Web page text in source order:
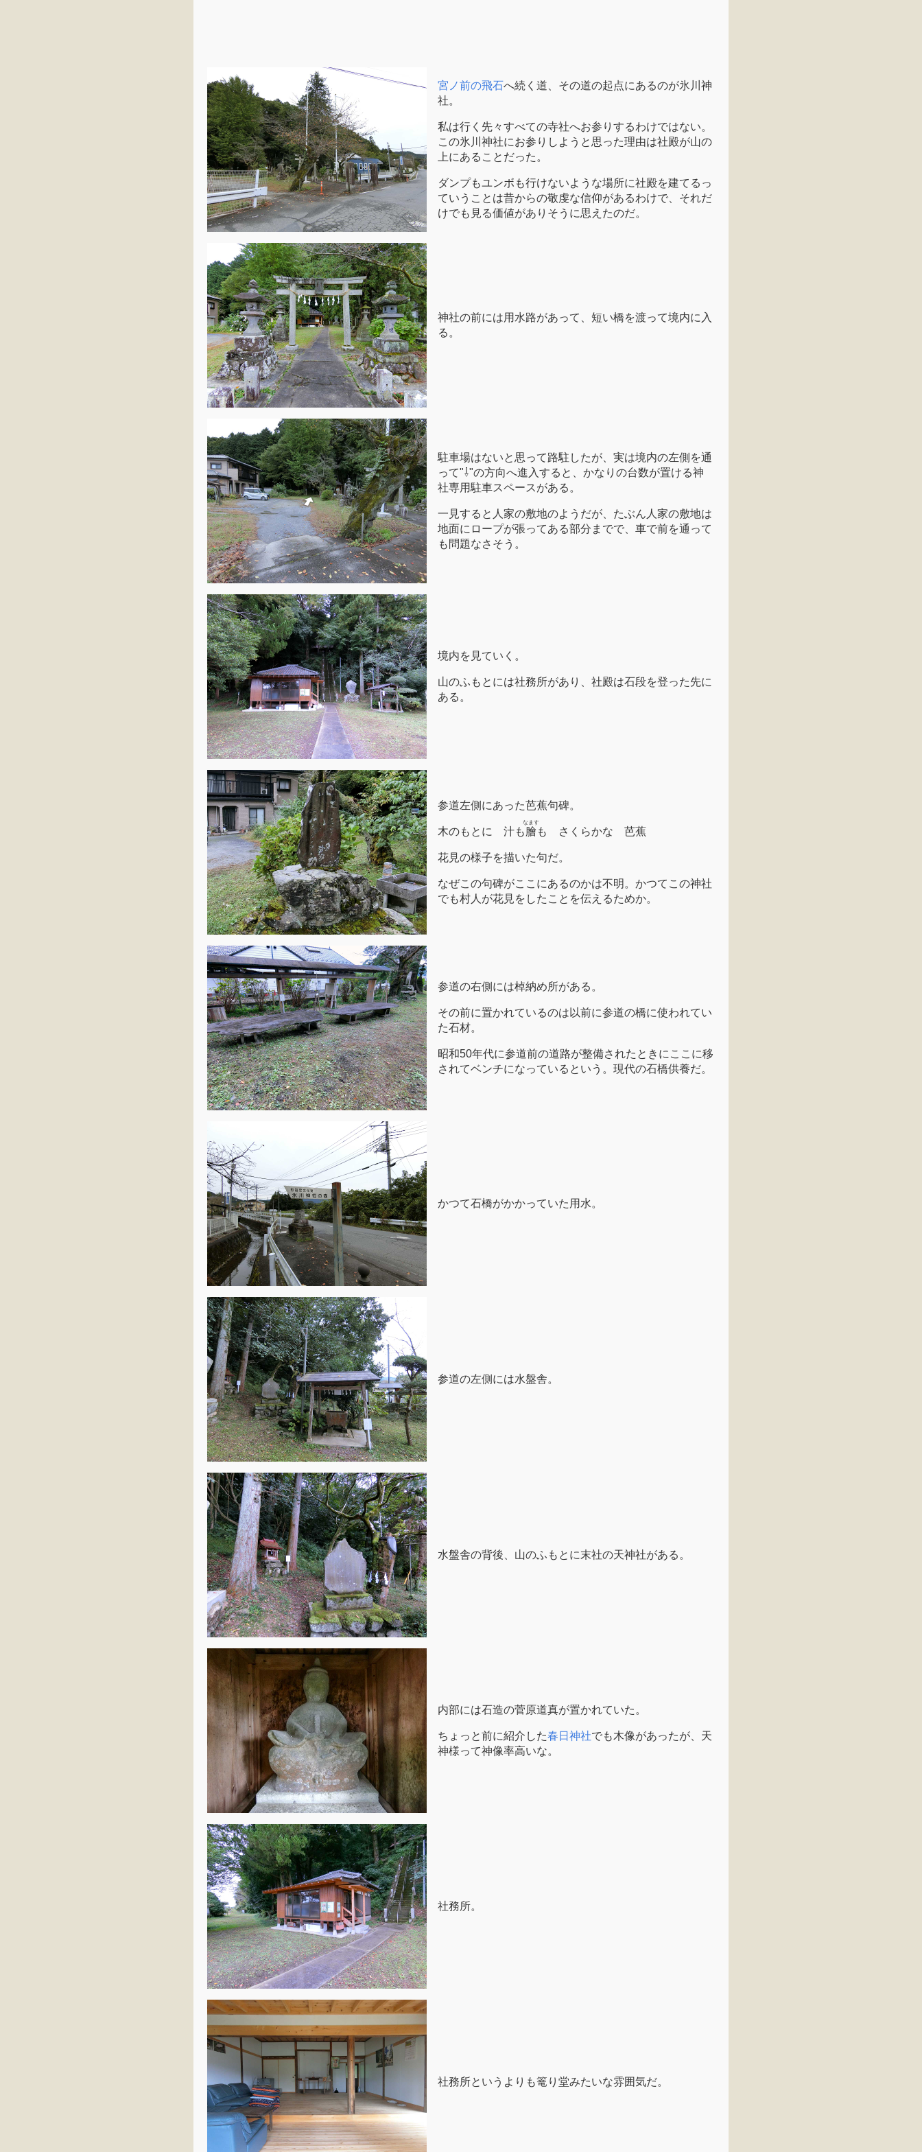
宮ノ前の飛石へ続く道、その道の起点にあるのが氷川神
社。
私は行く先々すべての寺社へお参りするわけではない。
この氷川神社にお参りしようと思った理由は社殿が山の
上にあることだった。
ダンプもユンボも行けないような場所に社殿を建てるっ
ていうことは昔からの敬虔な信仰があるわけで、それだ
けでも見る価値がありそうに思えたのだ。
神社の前には用水路があって、短い橋を渡って境内に入
る。
駐車場はないと思って路駐したが、実は境内の左側を通
って"⇩"の方向へ進入すると、かなりの台数が置ける神
社専用駐車スペースがある。
一見すると人家の敷地のようだが、たぶん人家の敷地は
地面にロープが張ってある部分までで、車で前を通って
も問題なさそう。
境内を見ていく。
山のふもとには社務所があり、社殿は石段を登った先に
ある。
参道左側にあった芭蕉句碑。
木のもとに 汁も膾
なます
も さくらかな 芭蕉
花見の様子を描いた句だ。
なぜこの句碑がここにあるのかは不明。かつてこの神社
でも村人が花見をしたことを伝えるためか。
参道の右側には棹納め所がある。
その前に置かれているのは以前に参道の橋に使われてい
た石材。
昭和50年代に参道前の道路が整備されたときにここに移
されてベンチになっているという。現代の石橋供養だ。
かつて石橋がかかっていた用水。
参道の左側には水盤舎。
水盤舎の背後、山のふもとに末社の天神社がある。
内部には石造の菅原道真が置かれていた。
ちょっと前に紹介した春日神社でも木像があったが、天
神様って神像率高いな。
社務所。
社務所というよりも篭り堂みたいな雰囲気だ。